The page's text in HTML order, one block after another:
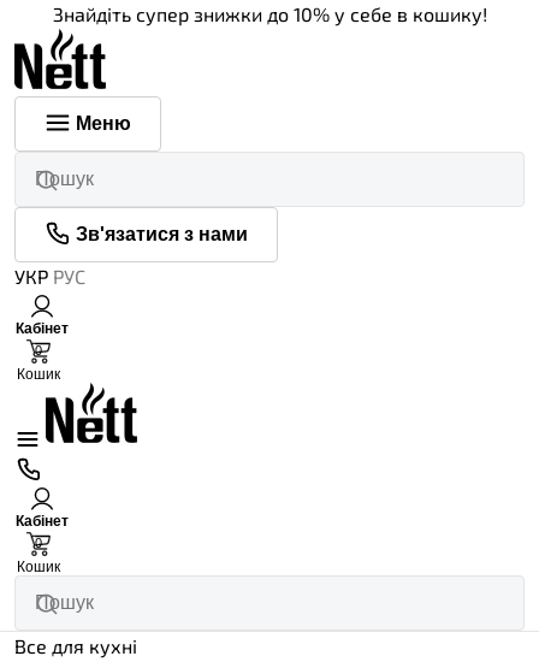
Знайдіть супер знижки до 10% у себе в кошику!
Меню
Зв'язатися з нами
УКР РУС
Кабінет
0
Кошик
Кабінет
0
Кошик
Все для кухні